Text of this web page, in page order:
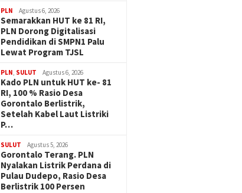
PLN Agustus 6, 2026
Semarakkan HUT ke 81 RI,
PLN Dorong Digitalisasi
Pendidikan di SMPN1 Palu
Lewat Program TJSL
PLN SULUT Agustus 6, 2026
Kado PLN untuk HUT ke- 81
RI, 100 % Rasio Desa
Gorontalo Berlistrik,
Setelah Kabel Laut Listriki
P…
SULUT Agustus 5, 2026
Gorontalo Terang. PLN
Nyalakan Listrik Perdana di
Pulau Dudepo, Rasio Desa
Berlistrik 100 Persen